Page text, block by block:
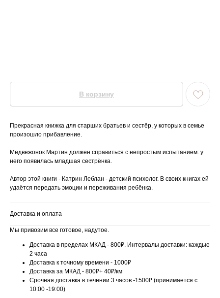
В корзину
Прекрасная книжка для старших братьев и сестёр, у которых в семье
произошло прибавление.
Медвежонок Мартин должен справиться с непростым испытанием: у
него появилась младшая сестрёнка.
Автор этой книги - Катрин Леблан - детский психолог. В своих книгах ей
удаётся передать эмоции и переживания ребёнка.
Доставка и оплата
Мы привозим все готовое, надутое.
Доставка в пределах МКАД - 800₽. Интервалы доставки: каждые
2 часа
Доставка к точному времени - 1000₽
Доставка за МКАД - 800₽+ 40₽/км
Срочная доставка в течении 3 часов -1500₽ (принимается с
10:00 -19:00)